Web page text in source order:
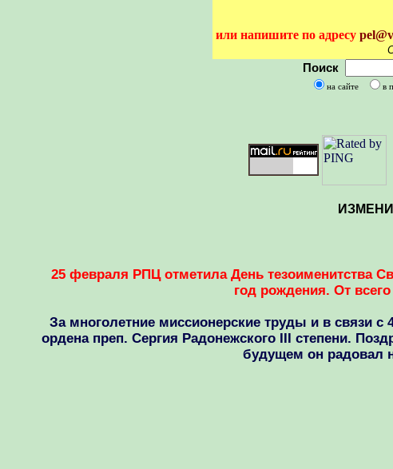
или напишите по адресу
Поиск
на сайте в
25 февраля РПЦ отметила День тезоименитства
год рождения. От
За многолетние миссионерские труды и в связи
ордена преп. Сергия Радонежского III степени.
будущем он радовал